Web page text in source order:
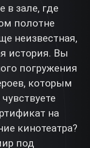
в зале, где
полотне
неизвестная,
история. Вы
погружения
которым
на
кинотеатра?
под